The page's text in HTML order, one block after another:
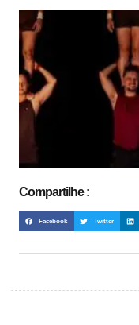
Compartilhe :
Facebook Twitter